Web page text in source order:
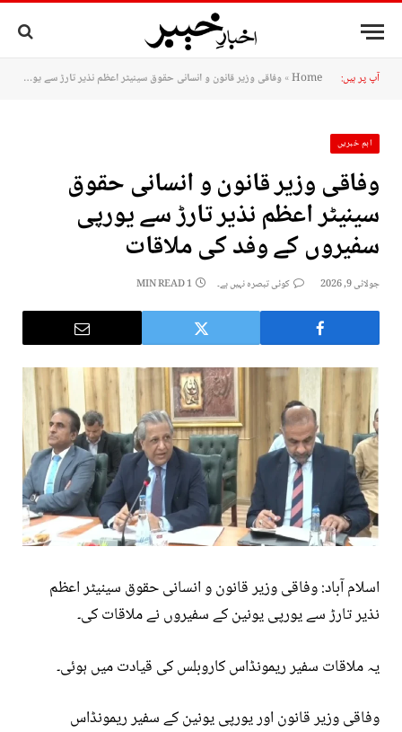
آپ پر ہیں: Home
»وفاقی وزیر قانون و انسانی حقوق سینیٹر اعظم نذیر تارڑ سے یورپی سفیروں کے وفد کی ملاقات
اہم خبریں
وفاقی وزیر قانون و انسانی حقوق
سینیٹر اعظم نذیر تارڑ سے یورپی
سفیروں کے وفد کی ملاقات
جولائی 9, 2026 کوئی تبصرہ نہیں ہے۔ 1 MIN READ
اسلام آباد: وفاقی وزیر قانون و انسانی حقوق سینیٹر اعظم
نذیر تارڑ سے یورپی یونین کے سفیروں نے ملاقات کی۔
یہ ملاقات سفیر ریمونڈاس کاروبلس کی قیادت میں ہوئی۔
وفاقی وزیر قانون اور یورپی یونین کے سفیر ریمونڈاس